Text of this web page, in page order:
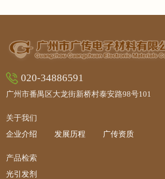
关于我们
企业介绍 发展历程 广传资质
产品检索
光引发剂
020-34886591
广州市番禺区大龙街新桥村泰安路98号101